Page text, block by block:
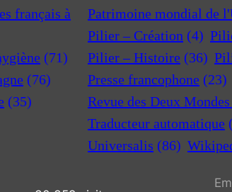
français à
(71)
(76)
(35)
Patrimoine mondial de
Pilier – Création (4)
Pilier – Histoire (36)
Presse francophone (23)
Revue des Deux
Traducteur automatique
Universalis (86)